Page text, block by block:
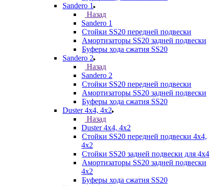
Sandero 1
Назад
Sandero 1
Стойки SS20 передней подвески
Амортизаторы SS20 задней подвески
Буферы хода сжатия SS20
Sandero 2
Назад
Sandero 2
Стойки SS20 передней подвески
Амортизаторы SS20 задней подвески
Буферы хода сжатия SS20
Duster 4х4, 4x2
Назад
Duster 4х4, 4x2
Стойки SS20 передней подвески 4х4,
4x2
Стойки SS20 задней подвески для 4х4
Амортизаторы SS20 задней подвески
4х2
Буферы хода сжатия SS20